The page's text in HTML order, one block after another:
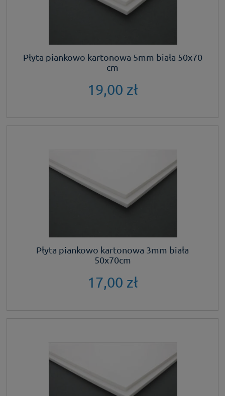
Płyta piankowo kartonowa 5mm biała 50x70
cm
19,00 zł
Płyta piankowo kartonowa 3mm biała
50x70cm
17,00 zł